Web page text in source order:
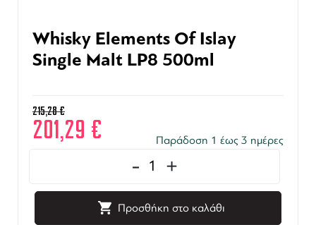
Whisky Elements Of Islay
Single Malt LP8 500ml
215,28€
201,29 € Παράδοση 1 έως 3 ημέρες
- +
Προσθήκη στο καλάθι